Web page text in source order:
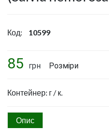
Код: 10599
85 грн Розміри
Контейнер: г / к.
Опис